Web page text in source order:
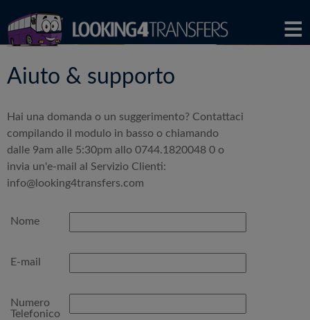
Aiuto & supporto
Hai una domanda o un suggerimento? Contattaci
compilando il modulo in basso o chiamando
dalle 9am alle 5:30pm allo 0744.1820048 0 o
invia un'e-mail al Servizio Clienti:
info@looking4transfers.com
Nome
E-mail
Numero
Telefonico